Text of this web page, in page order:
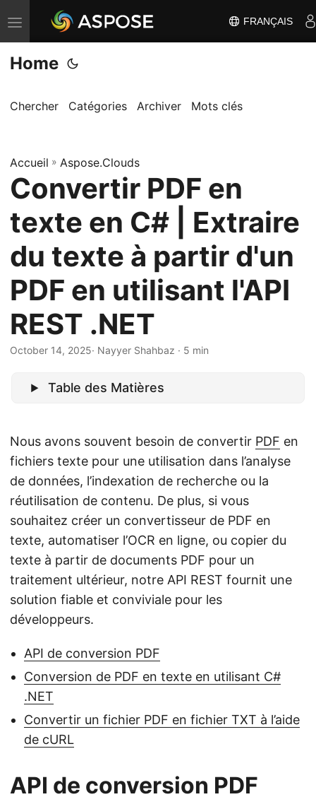
B
a
s
u
r
l
a
n
v
i
g
a
FRANÇAIS
Home
Chercher Catégories Archiver Mots clés
Accueil » Aspose.Clouds
Convertir PDF en
texte en C# | Extraire
du texte à partir d'un
PDF en utilisant l'API
REST .NET
October 14, 2025· Nayyer Shahbaz · 5 min
Table des Matières
Nous avons souvent besoin de convertir PDF en
fichiers texte pour une utilisation dans l’analyse
de données, l’indexation de recherche ou la
réutilisation de contenu. De plus, si vous
souhaitez créer un convertisseur de PDF en
texte, automatiser l’OCR en ligne, ou copier du
texte à partir de documents PDF pour un
traitement ultérieur, notre API REST fournit une
solution fiable et conviviale pour les
développeurs.
API de conversion PDF
Conversion de PDF en texte en utilisant C#
.NET
Convertir un fichier PDF en fichier TXT à l’aide
de cURL
API de conversion PDF